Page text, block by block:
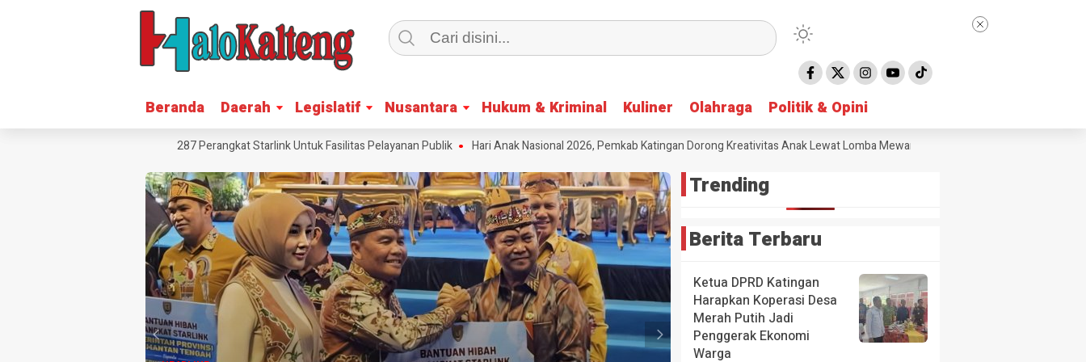
Beranda Daerah Legislatif Nusantara Hukum & Kriminal Kuliner Olahraga Politik & Opini
Beranda Daerah Legislatif Nusantara Hukum & Kriminal Kuliner Olahraga Politik & Opini
Blankspot, Katingan Terima 287 Perangkat Starlink Untuk Fasilitas Pelayanan Publik Hari Anak Nasional 2026, Pemkab Katingan Dorong Kreativitas Anak Lewat Lomba Mewarnai
Trending
Berita Terbaru
Ketua DPRD Katingan
Harapkan Koperasi Desa
Merah Putih Jadi
Penggerak Ekonomi
Warga